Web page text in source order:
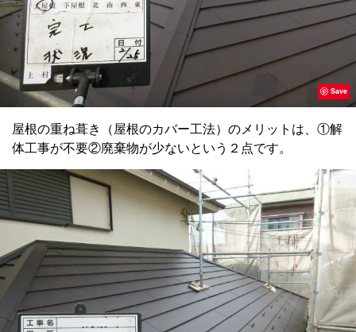
Save
屋根の重ね葺き（屋根のカバー工法）のメリットは、①解
体工事が不要②廃棄物が少ないという２点です。